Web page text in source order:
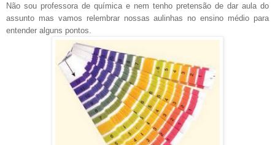
Não sou professora de química e nem tenho pretensão de dar aula do
assunto mas vamos relembrar nossas aulinhas no ensino médio para
entender alguns pontos.